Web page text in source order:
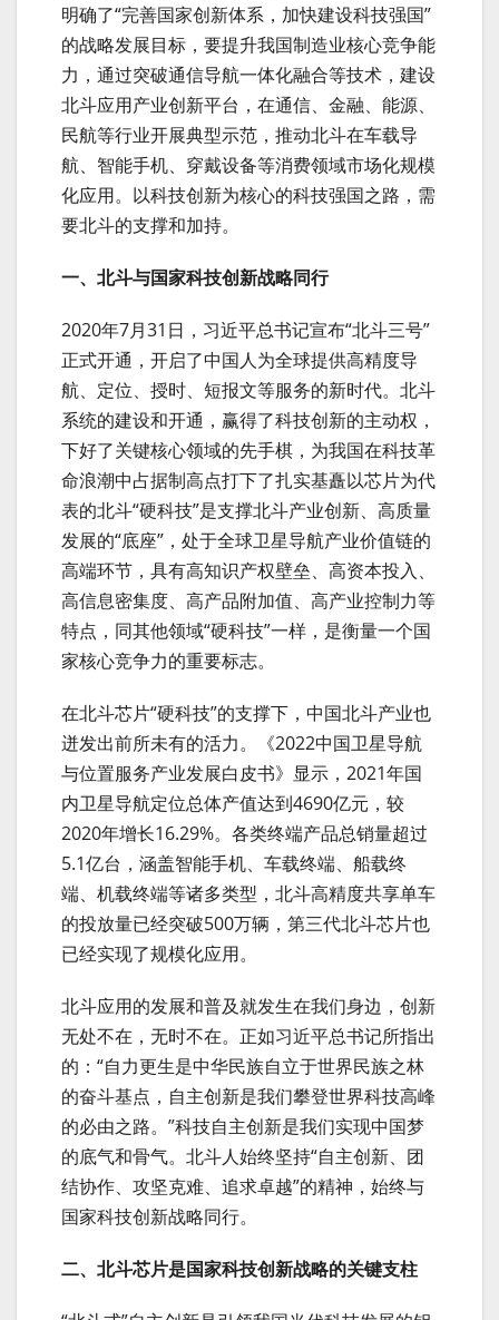
明确了“完善国家创新体系，加快建设科技强国”
的战略发展目标，要提升我国制造业核心竞争能
力，通过突破通信导航一体化融合等技术，建设
北斗应用产业创新平台，在通信、金融、能源、
民航等行业开展典型示范，推动北斗在车载导
航、智能手机、穿戴设备等消费领域市场化规模
化应用。以科技创新为核心的科技强国之路，需
要北斗的支撑和加持。
一、北斗与国家科技创新战略同行
2020年7月31日，习近平总书记宣布“北斗三号”
正式开通，开启了中国人为全球提供高精度导
航、定位、授时、短报文等服务的新时代。北斗
系统的建设和开通，赢得了科技创新的主动权，
下好了关键核心领域的先手棋，为我国在科技革
命浪潮中占据制高点打下了扎实基矗以芯片为代
表的北斗“硬科技”是支撑北斗产业创新、高质量
发展的“底座”，处于全球卫星导航产业价值链的
高端环节，具有高知识产权壁垒、高资本投入、
高信息密集度、高产品附加值、高产业控制力等
特点，同其他领域“硬科技”一样，是衡量一个国
家核心竞争力的重要标志。
在北斗芯片“硬科技”的支撑下，中国北斗产业也
迸发出前所未有的活力。《2022中国卫星导航
与位置服务产业发展白皮书》显示，2021年国
内卫星导航定位总体产值达到4690亿元，较
2020年增长16.29%。各类终端产品总销量超过
5.1亿台，涵盖智能手机、车载终端、船载终
端、机载终端等诸多类型，北斗高精度共享单车
的投放量已经突破500万辆，第三代北斗芯片也
已经实现了规模化应用。
北斗应用的发展和普及就发生在我们身边，创新
无处不在，无时不在。正如习近平总书记所指出
的：“自力更生是中华民族自立于世界民族之林
的奋斗基点，自主创新是我们攀登世界科技高峰
的必由之路。”科技自主创新是我们实现中国梦
的底气和骨气。北斗人始终坚持“自主创新、团
结协作、攻坚克难、追求卓越”的精神，始终与
国家科技创新战略同行。
二、北斗芯片是国家科技创新战略的关键支柱